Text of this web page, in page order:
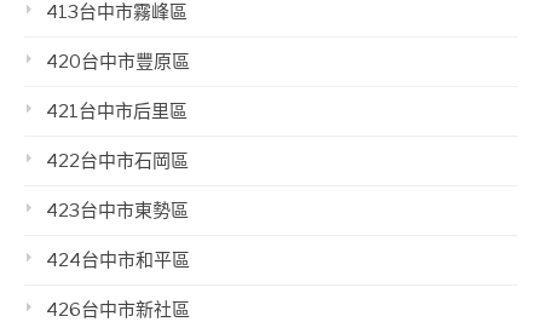
413台中市霧峰區
420台中市豐原區
421台中市后里區
422台中市石岡區
423台中市東勢區
424台中市和平區
426台中市新社區